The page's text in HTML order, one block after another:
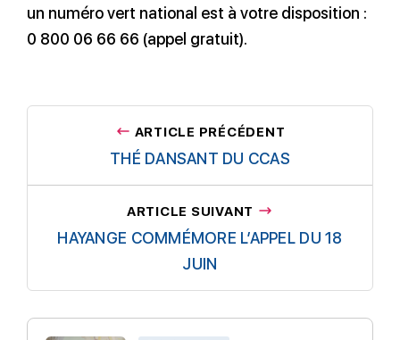
un numéro vert national est à votre disposition :
0 800 06 66 66 (appel gratuit).
ARTICLE PRÉCÉDENT
THÉ DANSANT DU CCAS
ARTICLE SUIVANT
HAYANGE COMMÉMORE L’APPEL DU 18
JUIN